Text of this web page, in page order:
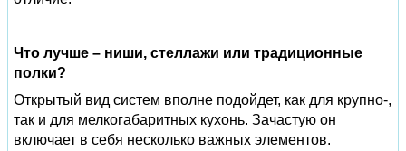
Что лучше – ниши, стеллажи или традиционные
полки?
Открытый вид систем вполне подойдет, как для крупно-,
так и для мелкогабаритных кухонь. Зачастую он
включает в себя несколько важных элементов.